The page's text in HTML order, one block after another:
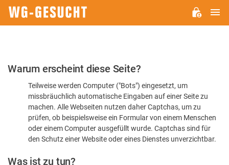
Bitte
dass
Warum erscheint diese Seite?
Teilweise werden Computer ("Bots") eingesetzt, um
missbräuchlich automatische Eingaben auf einer Seite zu
machen. Alle Webseiten nutzen daher Captchas, um zu
prüfen, ob beispielsweise ein Formular von einem Menschen
oder einem Computer ausgefüllt wurde. Captchas sind für
den Schutz einer Website oder eines Dienstes unverzichtbar.
Was ist zu tun?